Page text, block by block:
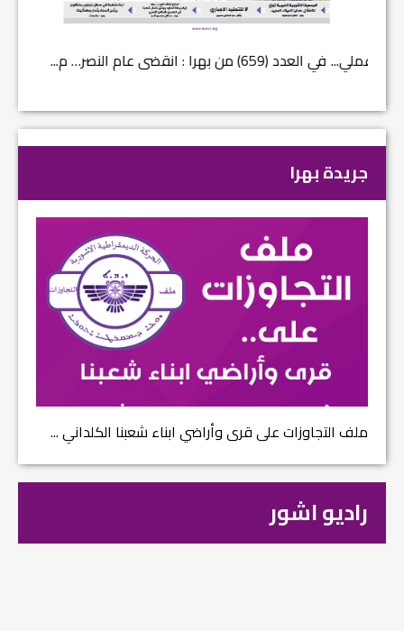
في العدد (659) من بهرا : انقضى عام النصر… م...
جريدة بهرا
ملف التجاوزات على قرى وأراضي ابناء شعبنا الكلداني ...
راديو اشور